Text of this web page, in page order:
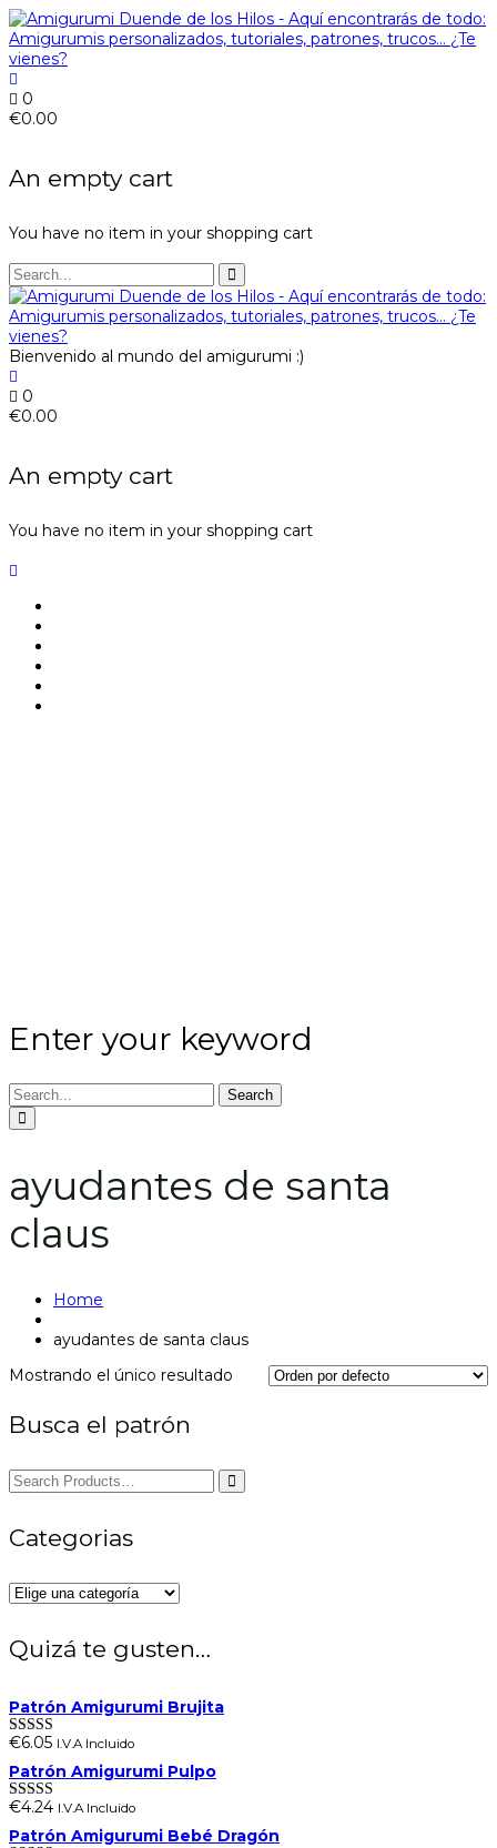
0
€0.00
An empty cart
You have no item in your shopping cart
Bienvenido al mundo del amigurumi :)
0
€0.00
An empty cart
You have no item in your shopping cart
Enter your keyword
Search
ayudantes de santa
claus
Home
ayudantes de santa claus
Mostrando el único resultado
Busca el patrón
Categorias
Quizá te gusten…
Patrón Amigurumi Brujita
Valorado en
5.00 de 5
€6.05 I.V.A Incluido
Patrón Amigurumi Pulpo
Valorado en
5.00 de 5
€4.24 I.V.A Incluido
Patrón Amigurumi Bebé Dragón